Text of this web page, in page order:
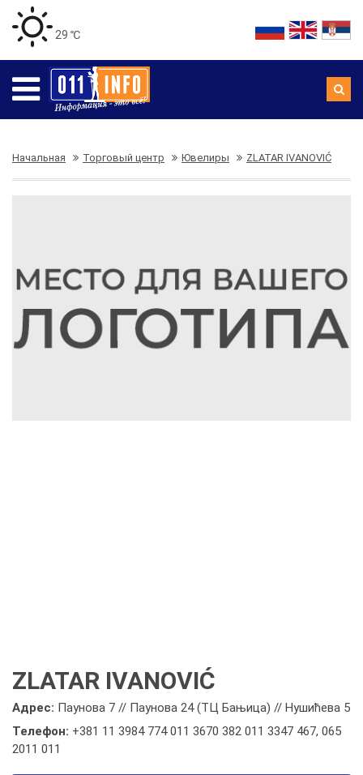
29 ℃
Начальная Торговый центр Ювелиры ZLATAR IVANOVIĆ
ZLATAR IVANOVIĆ
Адрес: Паунова 7 // Паунова 24 (ТЦ Бањица) // Нушићева 5
Телефон: +381 11 3984 774 011 3670 382 011 3347 467, 065
2011 011